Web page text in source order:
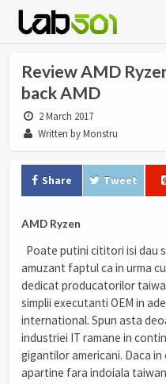
Review AMD
back AMD
2 March 2017
Written by Monstru
Share Tweet
AMD Ryzen
Poate putini cititori isi dau
amuzant faptul ca in urma
dedicat producatorilor
simplii executanti OEM in
international. Spun asta
industriei IT ramane in
gigantilor americani. Daca
apartine fara indoiala